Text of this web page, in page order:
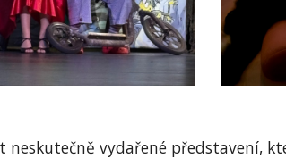
vydařené představení,